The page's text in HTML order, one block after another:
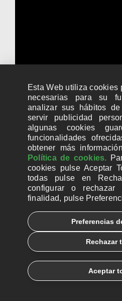
Cristianos perseguidos y
Esta Web utiliza cookies
necesarias para su
analizar sus hábitos
servir publicidad
algunas cookies
funcionalidades
obtener más
Política de cookies.
cookies pulse Aceptar
todas pulse en
configurar o
finalidad, pulse
Preferencias
Rechazar
Aceptar